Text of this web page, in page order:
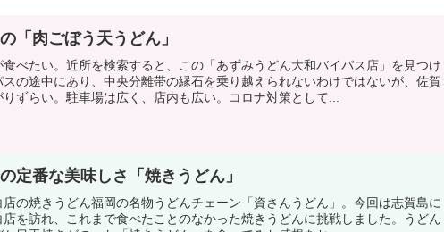
「肉ごぼう天うどん」
べたい。近所を検索すると、この「あずみうどん大和バイパス店」を見つけ
の途中にあり、中央分離帯の縁石を乗り越えられないわけではないが、佐賀
ずらい。駐車場は広く、店内も広い。コロナ対策として...
定番な美味しさ「焼きうどん」
の焼きうどん福岡の名物うどんチェーン「資さんうどん」。今回は志賀島に
を訪れ、これまで食べたことのなかった焼きうどんに挑戦しました。うどん